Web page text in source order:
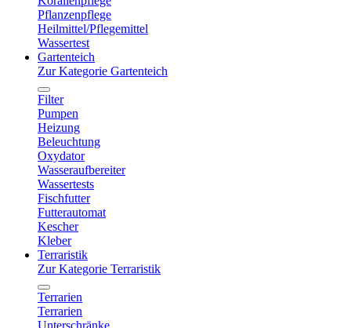
Pflanzenpflege
Heilmittel/Pflegemittel
Wassertest
Gartenteich
Zur Kategorie Gartenteich
Filter
Pumpen
Heizung
Beleuchtung
Oxydator
Wasseraufbereiter
Wassertests
Fischfutter
Futterautomat
Kescher
Kleber
Terraristik
Zur Kategorie Terraristik
Terrarien
Terrarien
Unterschränke